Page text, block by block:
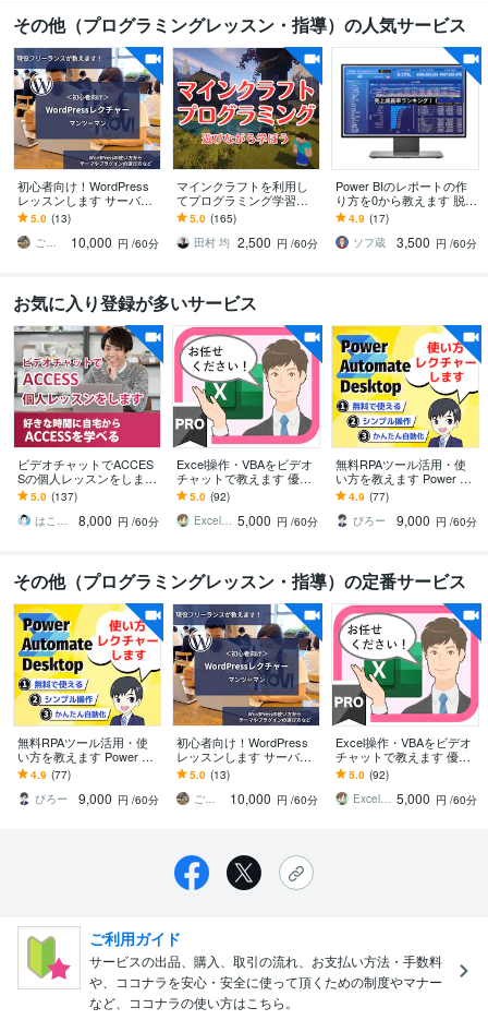
その他（プログラミングレッスン・指導）の人気サービス
初心者向け！WordPress
レッスンします サーバ
ー・ドメインの準備か
ら、サイトの公開・更新
までサポート
5.0 (13)
ごとう｜AI時代に適したホームページ制作
10,000 円 /60分
マインクラフトを利用し
てプログラミング学習を
します 小学生中学生向け
の家庭教師。既存リピー
ター様限定。
5.0 (165)
田村 均 2,500 円 /60分
Power BIのレポートの作
り方を0から教えます 脱E
xcel、Power Pointの手
法。1時間
4.9 (17)
ソフ蔵
3,500 円 /60分
お気に入り登録が多いサービス
ビデオチャットでACCES
Sの個人レッスンをします
ACCESS開発で分からな
い部分をピンポイントに
学べる
5.0 (137)
はこにわガジェット
8,000 円 /60分
Excel操作・VBAをビデオ
チャットで教えます 優し
く・丁寧・あなたのペー
スで（30分/\2,500もOK）
5.0 (92)
ExcelVBA匠 5,000 円 /60分
無料RPAツール活用・使
い方を教えます Power Aut
omate Desktopスキル習得
支援
4.9 (77)
ぴろー
9,000 円 /60分
その他（プログラミングレッスン・指導）の定番サービス
無料RPAツール活用・使
い方を教えます Power Aut
omate Desktopスキル習得
支援
4.9 (77)
ぴろー
9,000 円 /60分
初心者向け！WordPress
レッスンします サーバ
ー・ドメインの準備か
ら、サイトの公開・更新
までサポート
5.0 (13)
ごとう｜AI時代に適したホームページ制作
10,000 円 /60分
Excel操作・VBAをビデオ
チャットで教えます 優し
く・丁寧・あなたのペー
スで（30分/\2,500もOK）
5.0 (92)
ExcelVBA匠 5,000 円 /60分
ご利用ガイド
サービスの出品、購入、取引の流れ、お支払い方法・手数料
や、ココナラを安心・安全に使って頂くための制度やマナー
など、ココナラの使い方はこちら。